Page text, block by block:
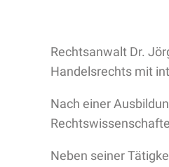
Rechtsanwalt Dr.
Handelsrechts mit
Nach einer
Neben seiner